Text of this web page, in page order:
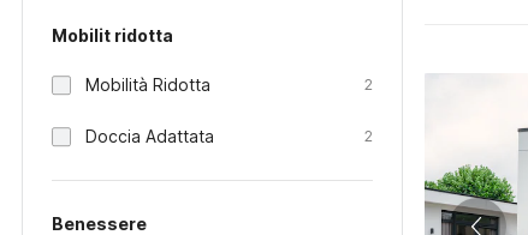
Mobilit ridotta
Mobilità Ridotta 2
Doccia Adattata 2
Benessere